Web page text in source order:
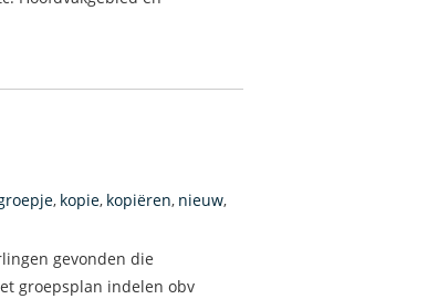
, kopie, kopiëren, nieuw,
gevonden die
groepsplan indelen obv